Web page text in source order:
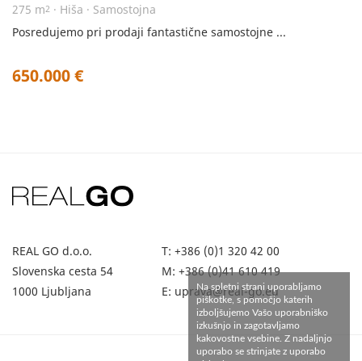
275 m2 · Hiša · Samostojna
Posredujemo pri prodaji fantastične samostojne ...
650.000 €
REAL GO d.o.o.
Slovenska cesta 54
1000 Ljubljana
T: +386 (0)1 320 42 00
M: +386 (0)41 610 419
E: uprava@real-go.eu